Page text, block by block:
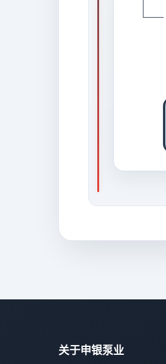
关于申银泵业